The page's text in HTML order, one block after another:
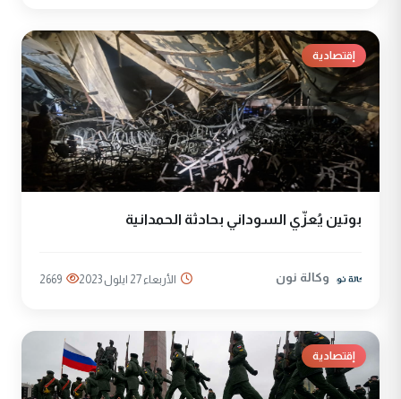
إقتصادية
بوتين يُعزّي السوداني بحادثة الحمدانية
وكالة نون الأربعاء 27 ايلول 2023 2669
إقتصادية